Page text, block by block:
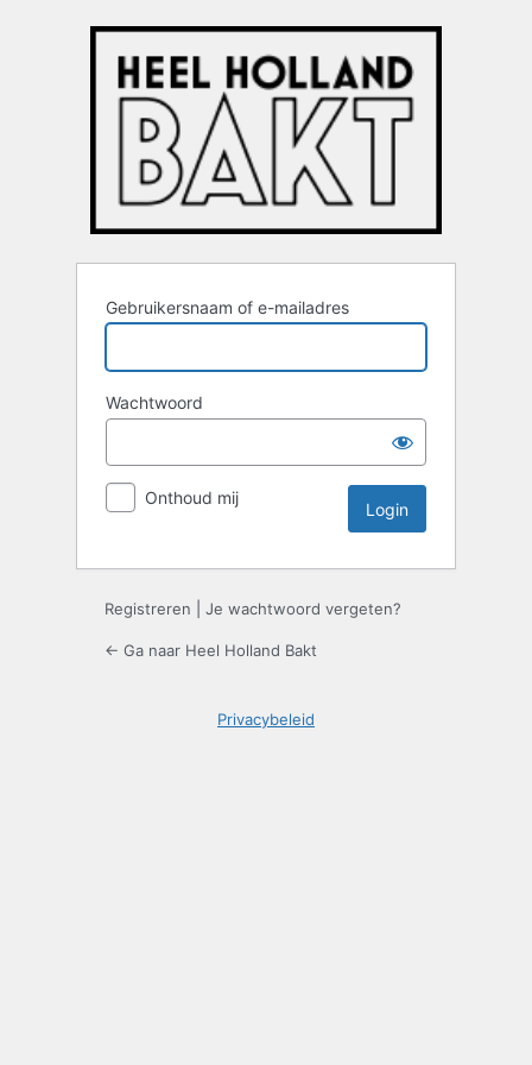
Gebruikersnaam of e-mailadres
Wachtwoord
Onthoud mij
Registreren Je wachtwoord vergeten?
← Ga naar Heel Holland Bakt
Privacybeleid